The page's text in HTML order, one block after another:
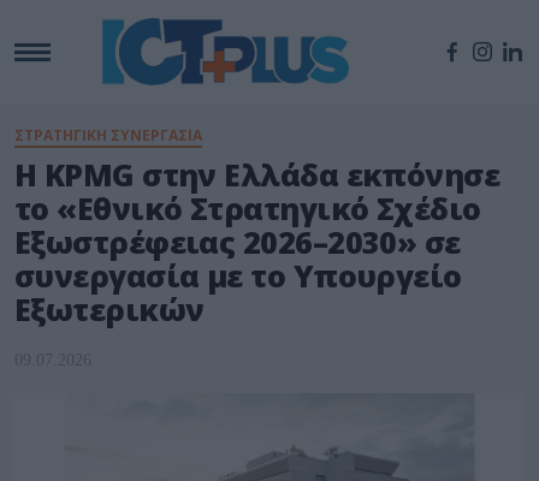
ΣΤΡΑΤΗΓΙΚΗ ΣΥΝΕΡΓΑΣΙΑ
Η KPMG στην Ελλάδα εκπόνησε
το «Εθνικό Στρατηγικό Σχέδιο
Εξωστρέφειας 2026–2030» σε
συνεργασία με το Υπουργείο
Εξωτερικών
09.07.2026